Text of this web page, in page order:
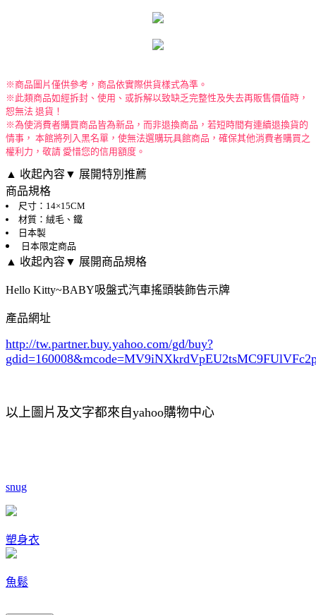
※商品圖片僅供參考，商品依實際供貨樣式為準。
※此類商品如經拆封、使用、或拆解以致缺乏完整性及失去再販售價值時，
恕無法 退貨！
※為使消費者購買商品皆為新品，而非退換商品，若短時間有連續退換貨的
情事， 本館將列入黑名單，使無法選購玩具館商品，確保其他消費者購買之
權利力，敬請 愛惜您的信用額度。
▲ 收起內容▼ 展開特別推薦
商品規格
尺寸：14×15CM
材質：絨毛、鐵
日本製
日本限定商品
▲ 收起內容▼ 展開商品規格
Hello Kitty~BABY吸盤式汽車搖頭裝飾告示牌
產品網址
http://tw.partner.buy.yahoo.com/gd/buy?
gdid=160008
以上圖片及文字都來自yahoo購物中心
snug
塑身衣
魚鬆